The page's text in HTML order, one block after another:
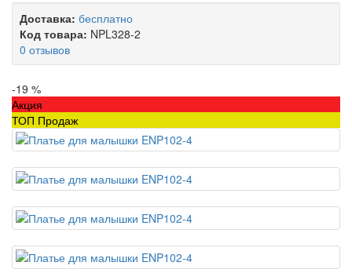
Доставка: бесплатно
Код товара: NPL328-2
0 отзывов
-19 %
Акция
ТОП Продаж